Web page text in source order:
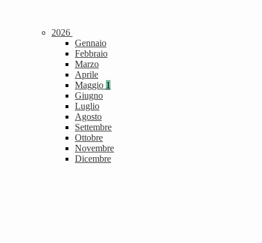
2026
Gennaio
Febbraio
Marzo
Aprile
Maggio 1
Giugno
Luglio
Agosto
Settembre
Ottobre
Novembre
Dicembre